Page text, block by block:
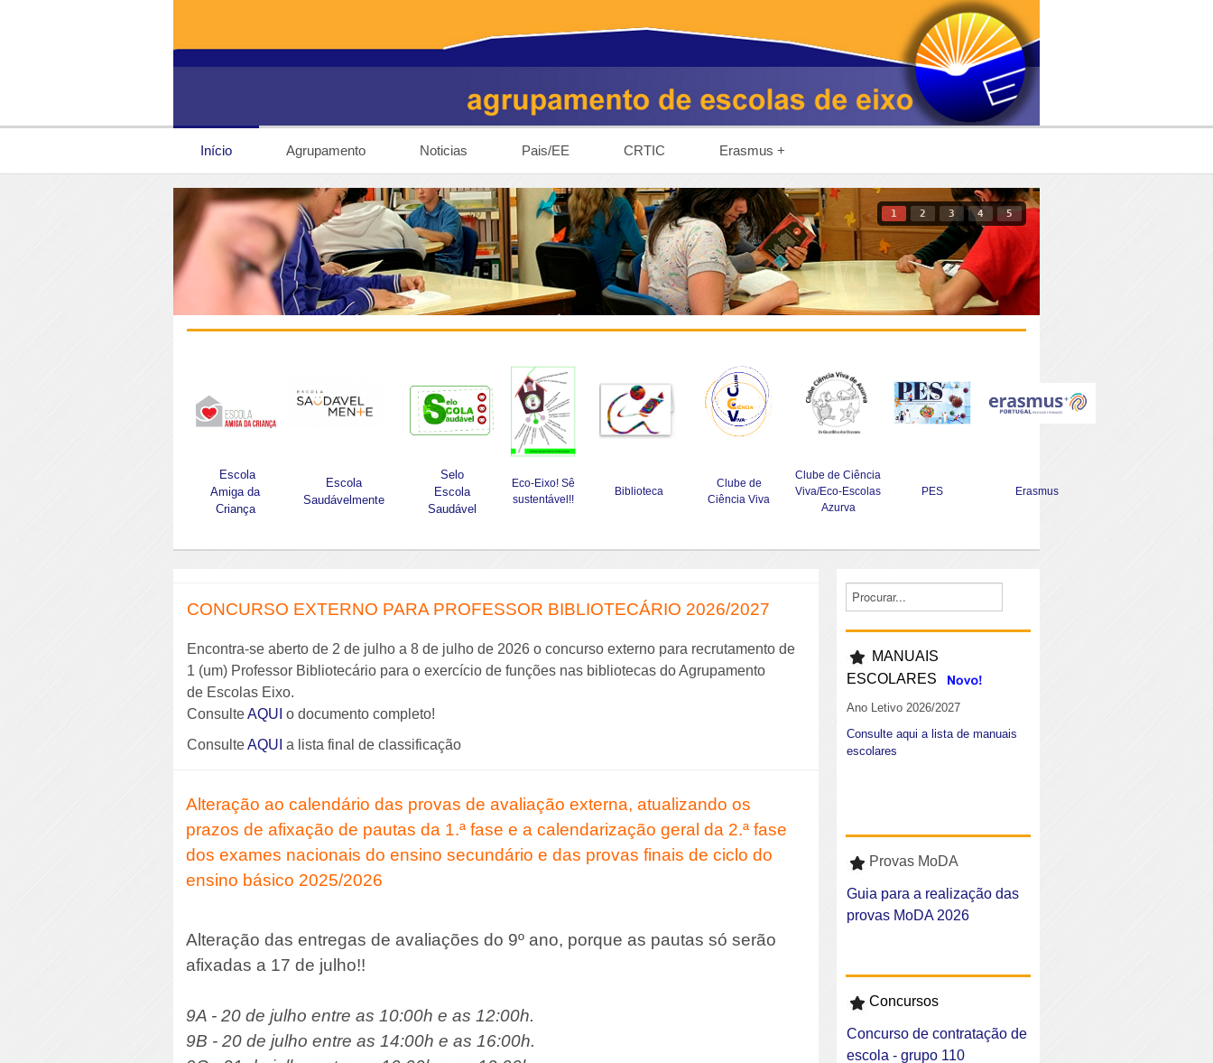
Início Agrupamento Noticias Pais/EE CRTIC Erasmus +
1 2 3 4 5
Escola
Amiga da
Criança
Escola
Saudávelmente
Selo
Escola
Saudável
Eco-Eixo! Sê
sustentável!!
Biblioteca
Clube de
Ciência Viva
Clube de Ciência
Viva/Eco-Escolas
Azurva
PES Erasmus
CONCURSO EXTERNO PARA PROFESSOR BIBLIOTECÁRIO 2026/2027
Encontra-se aberto de 2 de julho a 8 de julho de 2026 o concurso externo para recrutamento de
1 (um) Professor Bibliotecário para o exercício de funções nas bibliotecas do Agrupamento
de Escolas Eixo.
ConsulteAQUI o documento completo!
ConsulteAQUI a lista final de classificação
Alteração ao calendário das provas de avaliação externa, atualizando os
prazos de afixação de pautas da 1.ª fase e a calendarização geral da 2.ª fase
dos exames nacionais do ensino secundário e das provas finais de ciclo do
ensino básico 2025/2026
Alteração das entregas de avaliações do 9º ano, porque as pautas só serão
afixadas a 17 de julho!!
9A - 20 de julho entre as 10:00h e as 12:00h.
9B - 20 de julho entre as 14:00h e as 16:00h.
MANUAIS
ESCOLARES
Ano Letivo 2026/2027
Consulte aqui a lista de manuais
escolares
Provas MoDA
Guia para a realização das
provas MoDA 2026
Concursos
Concurso de contratação de
escola - grupo 110